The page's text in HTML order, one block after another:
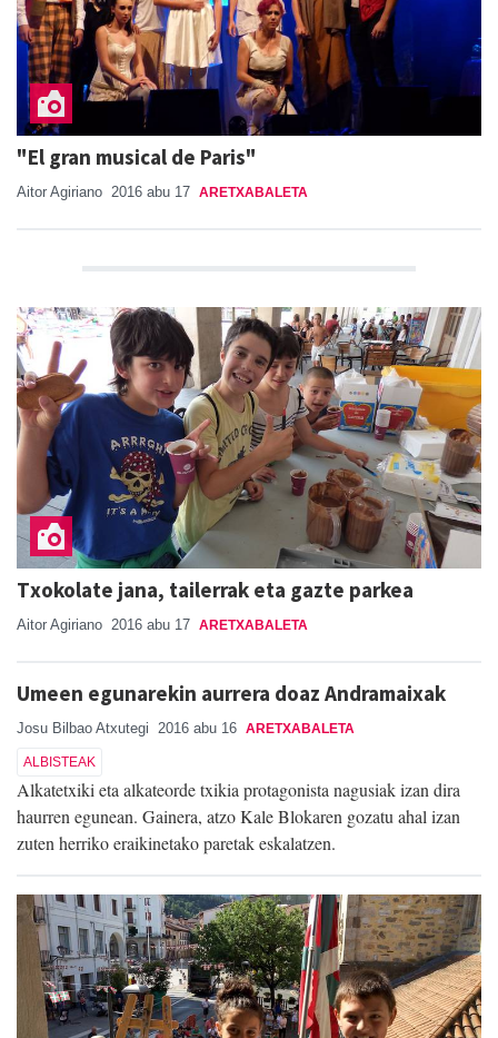
"El gran musical de Paris"
Aitor Agiriano 2016 abu 17 ARETXABALETA
Txokolate jana, tailerrak eta gazte parkea
Aitor Agiriano 2016 abu 17 ARETXABALETA
Umeen egunarekin aurrera doaz Andramaixak
Josu Bilbao Atxutegi 2016 abu 16 ARETXABALETA
ALBISTEAK
Alkatetxiki eta alkateorde txikia protagonista nagusiak izan dira
haurren egunean. Gainera, atzo Kale Blokaren gozatu ahal izan
zuten herriko eraikinetako paretak eskalatzen.